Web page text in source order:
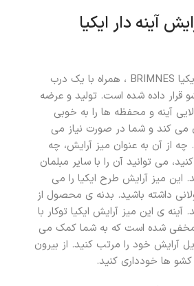
آینه دار ایکیا
میز آرایش آینه دار ایکیا BRIMNES ، همراه با یک درب
قرار داده شده است. تولید و عرضه
آینه و محفظه ها را به خوبی
می کند و شما در صورت نیاز می
. چه از آن به عنوان میز آرایش، چه
می توانید آن را با سایر مبلمان
این میز آرایش طرح ایکیا را می
داشته باشید. بدنه ی محصول از
آینه ی این میز آرایش ایکیا توکار با
شده است که به شما کمک می
آرایش خود را مرتب کنید. از بیرون
ها خودداری کنید.